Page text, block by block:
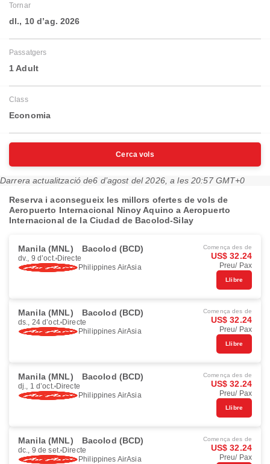
Tornar
dl., 10 d’ag. 2026
Passatgers
1 Adult
Class
Economia
Cerca vols
Darrera actualització de6 d’agost del 2026, a les 20:57 GMT+0
Reserva i aconsegueix les millors ofertes de vols de
Aeropuerto Internacional Ninoy Aquino a Aeropuerto
Internacional de la Ciudad de Bacolod-Silay
Manila (MNL) Bacolod (BCD)
dv., 9 d’oct. Directe
Philippines AirAsia
Comença des de
US$ 32.24
Preu/ Pax
Llibre
Manila (MNL) Bacolod (BCD)
ds., 24 d’oct. Directe
Philippines AirAsia
Comença des de
US$ 32.24
Preu/ Pax
Llibre
Manila (MNL) Bacolod (BCD)
dj., 1 d’oct. Directe
Philippines AirAsia
Comença des de
US$ 32.24
Preu/ Pax
Llibre
Manila (MNL) Bacolod (BCD)
dc., 9 de set. Directe
Philippines AirAsia
Comença des de
US$ 32.24
Preu/ Pax